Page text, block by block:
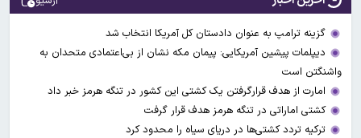
گزینه ترامپ به عنوان دادستان کل آمریکا انتخاب شد
دیپلمات پیشین آمریکایی: پیمان مکه نشان از بی‌اعتمادی متحدان به
واشنگتن است
امارت از هدف قرارگرفتن یک کشتی این کشور در تنگه هرمز خبر داد
کشتی اماراتی در تنگه هرمز هدف قرار گرفت
ترکیه تردد کشتی‌ها در دریای سیاه را محدود کرد